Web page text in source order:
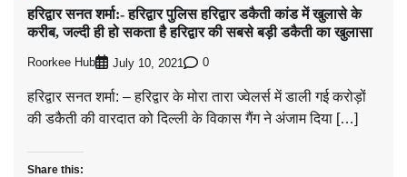
हरिद्वार सनत शर्मा:- हरिद्वार पुलिस हरिद्वार डकैती कांड में खुलासे के
करीब, जल्दी ही हो सकता है हरिद्वार की सबसे बड़ी डकैती का खुलासा
Roorkee Hub July 10, 2021 0
हरिद्वार सनत शर्मा: – हरिद्वार के मोरा तारा ज्वेलर्स में डाली गई करोड़ों
की डकैती की वारदात को दिल्ली के विकास गैंग ने अंजाम दिया […]
Share this: